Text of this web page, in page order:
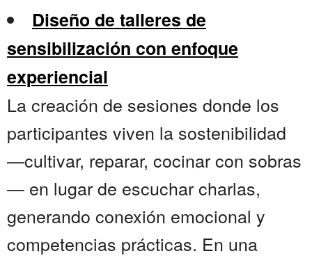
Diseño de talleres de
sensibilización con enfoque
experiencial
La creación de sesiones donde los
participantes viven la sostenibilidad
—cultivar, reparar, cocinar con sobras
— en lugar de escuchar charlas,
generando conexión emocional y
competencias prácticas. En una